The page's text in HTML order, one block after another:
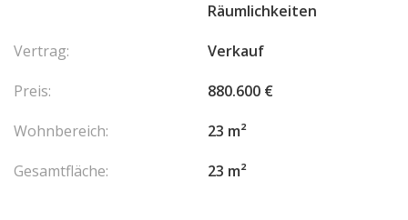
Räumlichkeiten
Vertrag:
Verkauf
Preis:
880.600 €
Wohnbereich:
23 m²
Gesamtfläche:
23 m²